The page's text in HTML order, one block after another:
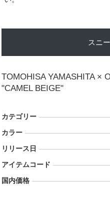
スニ
TOMOHISA YAMASHITA ×
"CAMEL BEIGE"
カテゴリー
カラー
リリース日
アイテムコード
国内価格